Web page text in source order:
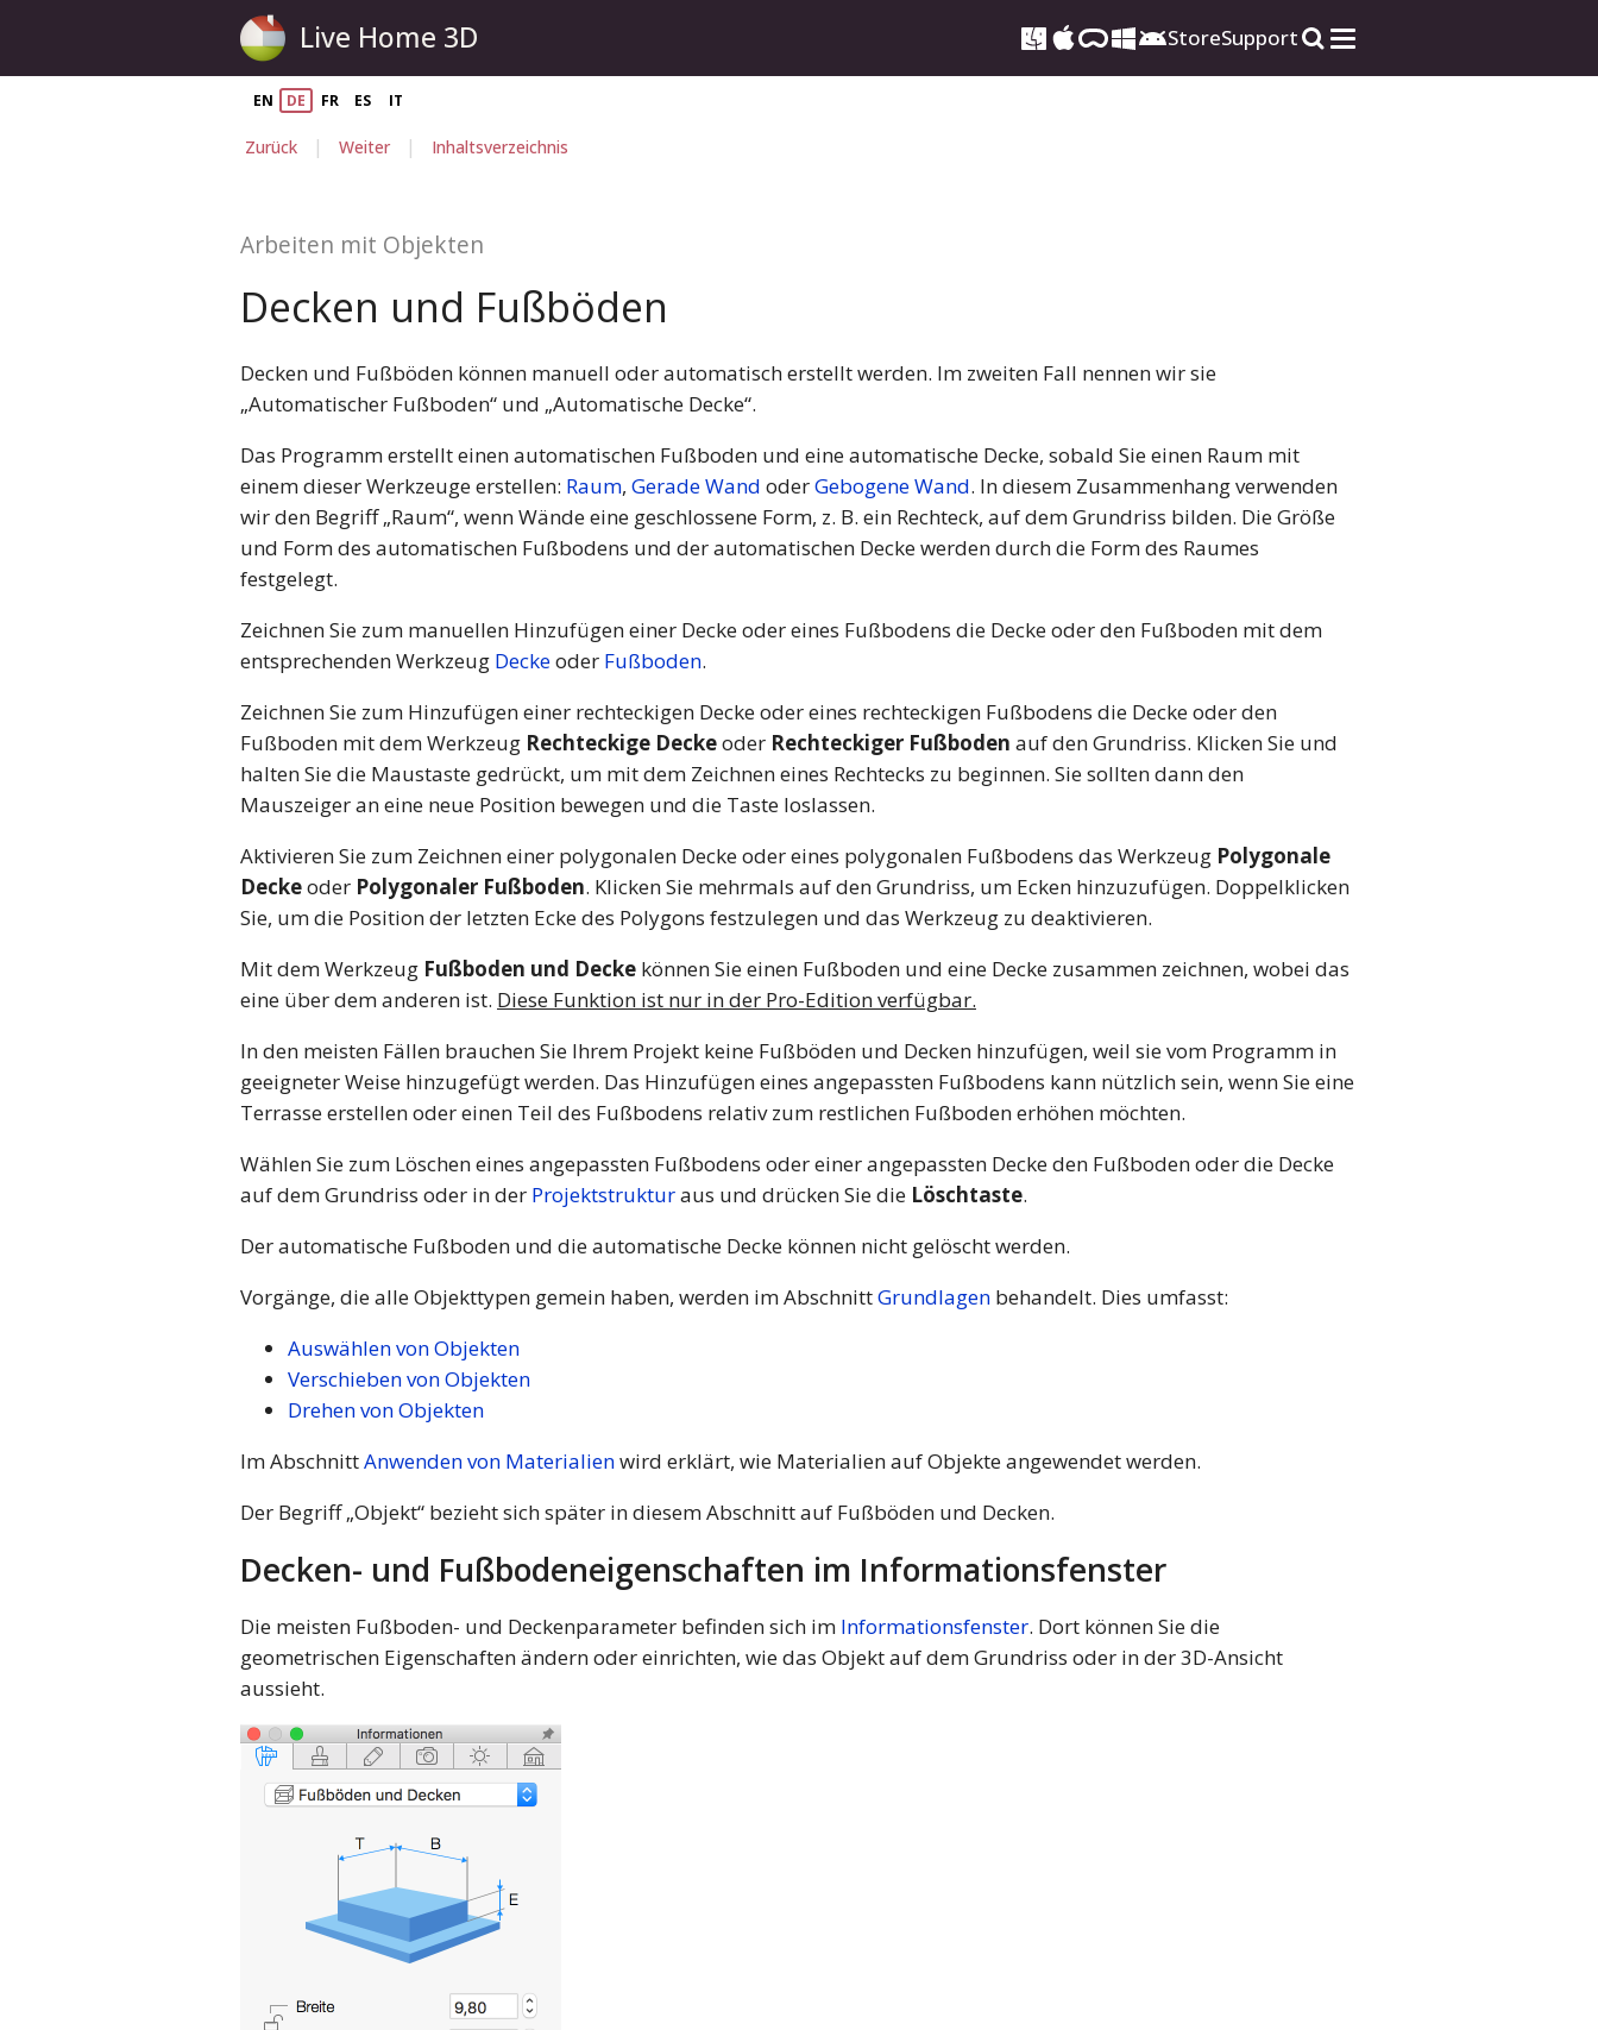
Live Home 3D StoreSupport
EN DE FR ES IT
Zurück | Weiter | Inhaltsverzeichnis
Arbeiten mit Objekten
Decken und Fußböden
Decken und Fußböden können manuell oder automatisch erstellt werden. Im zweiten Fall nennen wir sie
„Automatischer Fußboden“ und „Automatische Decke“.
Das Programm erstellt einen automatischen Fußboden und eine automatische Decke, sobald Sie einen Raum mit
einem dieser Werkzeuge erstellen: Raum, Gerade Wand oderGebogene Wand. In diesem Zusammenhang verwenden
wir den Begriff „Raum“, wenn Wände eine geschlossene Form, z. B. ein Rechteck, auf dem Grundriss bilden. Die Größe
und Form des automatischen Fußbodens und der automatischen Decke werden durch die Form des Raumes
festgelegt.
Zeichnen Sie zum manuellen Hinzufügen einer Decke oder eines Fußbodens die Decke oder den Fußboden mit dem
entsprechenden Werkzeug Deckeoder Fußboden.
Zeichnen Sie zum Hinzufügen einer rechteckigen Decke oder eines rechteckigen Fußbodens die Decke oder den
Fußboden mit dem Werkzeug Rechteckige Deckeoder Rechteckiger Fußboden auf den Grundriss. Klicken Sie und
halten Sie die Maustaste gedrückt, um mit dem Zeichnen eines Rechtecks zu beginnen. Sie sollten dann den
Mauszeiger an eine neue Position bewegen und die Taste loslassen.
Aktivieren Sie zum Zeichnen einer polygonalen Decke oder eines polygonalen Fußbodens das Werkzeug Polygonale
Deckeoder Polygonaler Fußboden. Klicken Sie mehrmals auf den Grundriss, um Ecken hinzuzufügen. Doppelklicken
Sie, um die Position der letzten Ecke des Polygons festzulegen und das Werkzeug zu deaktivieren.
Mit dem Werkzeug Fußboden und Decke können Sie einen Fußboden und eine Decke zusammen zeichnen, wobei das
eine über dem anderen ist. Diese Funktion ist nur in der Pro-Edition verfügbar.
In den meisten Fällen brauchen Sie Ihrem Projekt keine Fußböden und Decken hinzufügen, weil sie vom Programm in
geeigneter Weise hinzugefügt werden. Das Hinzufügen eines angepassten Fußbodens kann nützlich sein, wenn Sie eine
Terrasse erstellen oder einen Teil des Fußbodens relativ zum restlichen Fußboden erhöhen möchten.
Wählen Sie zum Löschen eines angepassten Fußbodens oder einer angepassten Decke den Fußboden oder die Decke
auf dem Grundriss oder in der Projektstrukturaus und drücken Sie die Löschtaste.
Der automatische Fußboden und die automatische Decke können nicht gelöscht werden.
Vorgänge, die alle Objekttypen gemein haben, werden im AbschnittGrundlagen behandelt. Dies umfasst:
Auswählen von Objekten
Verschieben von Objekten
Drehen von Objekten
Im AbschnittAnwenden von Materialienwird erklärt, wie Materialien auf Objekte angewendet werden.
Der Begriff „Objekt“ bezieht sich später in diesem Abschnitt auf Fußböden und Decken.
Decken- und Fußbodeneigenschaften im Informationsfenster
Die meisten Fußboden- und Deckenparameter befinden sich im Informationsfenster. Dort können Sie die
geometrischen Eigenschaften ändern oder einrichten, wie das Objekt auf dem Grundriss oder in der 3D-Ansicht
aussieht.